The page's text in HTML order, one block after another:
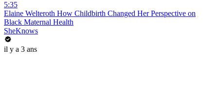
5:35
Elaine Welteroth How Childbirth Changed Her Perspective on
Black Maternal Health
SheKnows
il y a 3 ans